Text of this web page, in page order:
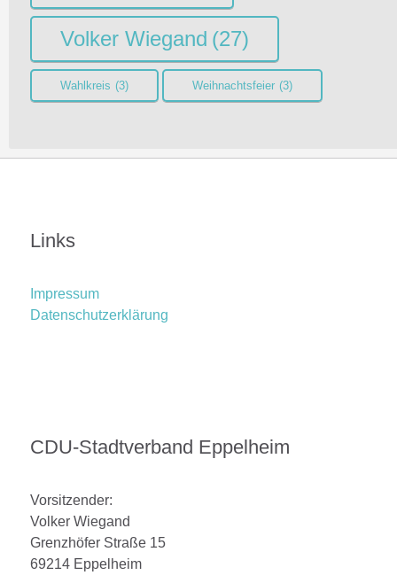
Volker Wiegand (27)
Wahlkreis (3) Weihnachtsfeier (3)
Links
Impressum
Datenschutzerklärung
CDU-Stadtverband Eppelheim
Vorsitzender:
Volker Wiegand
Grenzhöfer Straße 15
69214 Eppelheim